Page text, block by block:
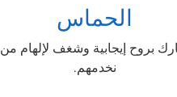
الحماس
بروح إيجابية وشغف لإلهام من
نخدمهم.